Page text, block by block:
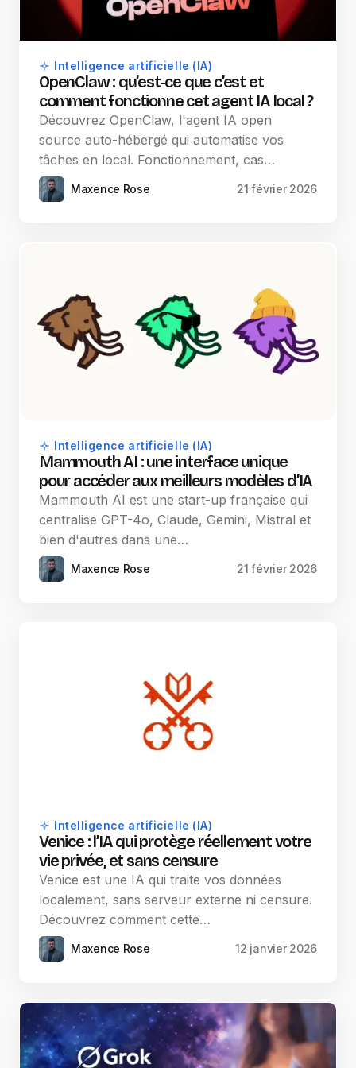
Intelligence artificielle (IA)
OpenClaw : qu’est-ce que c’est et
comment fonctionne cet agent IA local ?
Découvrez OpenClaw, l'agent IA open
source auto-hébergé qui automatise vos
tâches en local. Fonctionnement, cas…
Maxence Rose 21 février 2026
Intelligence artificielle (IA)
Mammouth AI : une interface unique
pour accéder aux meilleurs modèles d’IA
Mammouth AI est une start-up française qui
centralise GPT-4o, Claude, Gemini, Mistral et
bien d'autres dans une…
Maxence Rose 21 février 2026
Intelligence artificielle (IA)
Venice : l’IA qui protège réellement votre
vie privée, et sans censure
Venice est une IA qui traite vos données
localement, sans serveur externe ni censure.
Découvrez comment cette…
Maxence Rose 12 janvier 2026